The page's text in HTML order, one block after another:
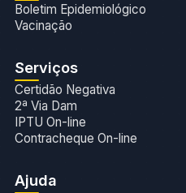
Boletim Epidemiológico
Vacinação
Serviços
Certidão Negativa
2ª Via Dam
IPTU On-line
Contracheque On-line
Ajuda